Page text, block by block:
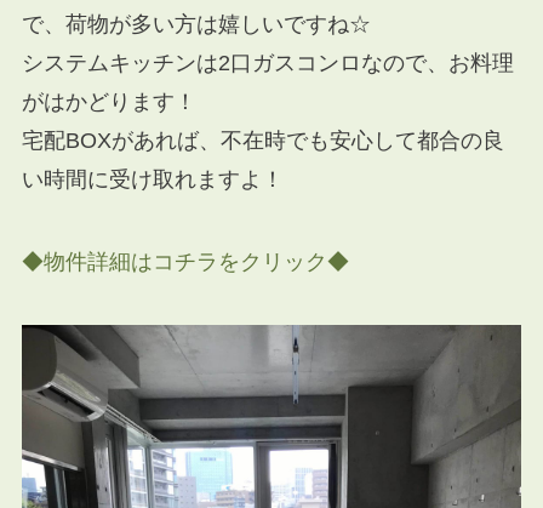
で、荷物が多い方は嬉しいですね☆
システムキッチンは2口ガスコンロなので、お料理
がはかどります！
宅配BOXがあれば、不在時でも安心して都合の良
い時間に受け取れますよ！
◆物件詳細はコチラをクリック◆